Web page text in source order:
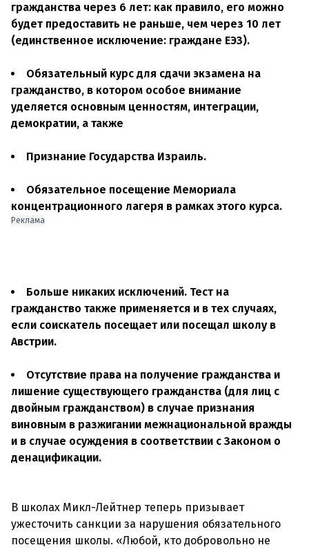
гражданства через 6 лет: как правило, его можно
будет предоставить не раньше, чем через 10 лет
(единственное исключение: граждане ЕЭЗ).
Обязательный курс для сдачи экзамена на
гражданство, в котором особое внимание
уделяется основным ценностям, интеграции,
демократии, а также
Признание Государства Израиль.
Обязательное посещение Мемориала
концентрационного лагеря в рамках этого курса.
Реклама
Больше никаких исключений. Тест на
гражданство также применяется и в тех случаях,
если соискатель посещает или посещал школу в
Австрии.
Отсутствие права на получение гражданства и
лишение существующего гражданства (для лиц с
двойным гражданством) в случае признания
виновным в разжигании межнациональной вражды
и в случае осуждения в соответствии с Законом о
денацификации.
В школах Микл-Лейтнер теперь призывает
ужесточить санкции за нарушения обязательного
посещения школы. «Любой, кто добровольно не